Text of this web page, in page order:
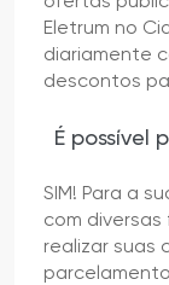
Eletrum no
diariamente
descontos
É possível
SIM! Para a
com
realizar suas
parcelamento